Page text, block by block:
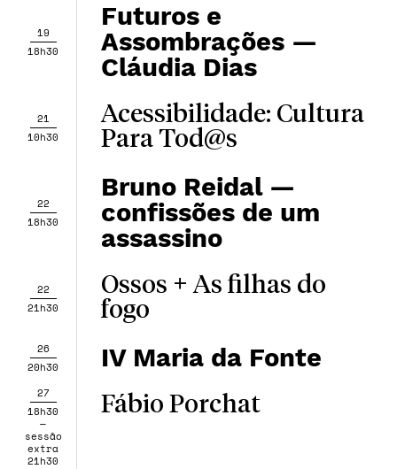
19
18h30
Futuros e
Assombrações —
Cláudia Dias
21
10h30
Acessibilidade: Cultura
Para Tod@s
22
18h30
Bruno Reidal —
confissões de um
assassino
22
21h30
Ossos + As filhas do
fogo
26
20h30
IV Maria da Fonte
27
18h30
—
sessão
extra
21h30
Fábio Porchat